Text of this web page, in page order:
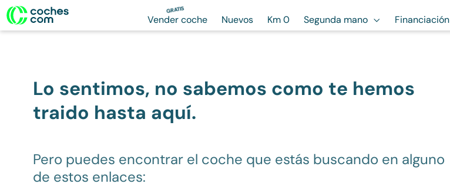
GRATIS
Vender coche Nuevos Km 0 Segunda mano Financiación
Lo sentimos, no sabemos como te hemos
traido hasta aquí.
Pero puedes encontrar el coche que estás buscando en alguno
de estos enlaces: